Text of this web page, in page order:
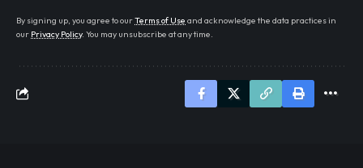
By signing up, you agree to ourTerms of Use and acknowledge the data practices in
our Privacy Policy. You may unsubscribe at any time.